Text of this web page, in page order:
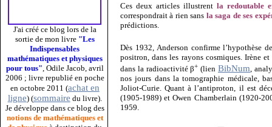
J'ai créé ce blog lors de la
sortie de mon livre "Les
Indispensables
mathématiques et physiques
pour tous", Odile Jacob, avril
2006 ; livre republié en poche
en octobre 2011 (achat en
ligne) (sommaire du livre).
Je développe dans ce blog des
notions de mathématiques et
Ces deux articles illustrent la redoutable
correspondrait à rien sans la saga de ses
prédictions.
Dès 1932, Anderson confirme l’hypothèse
positron, dans les rayons cosmiques. Irène
dans la radioactivité β+ (lienBibNum,
nos jours dans la tomographie médicale,
Joliot-Curie. Quant à l’antiproton, il est
(1905-1989) et Owen Chamberlain (1920-
1959.